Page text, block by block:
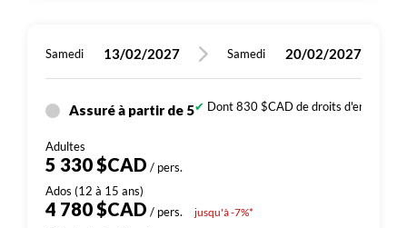
Samedi 13/02/2027 Samedi 20/02/2027
Assuré à partir de 5 Dont 830 $CAD de droits d'entrée
5 330 $CAD / pers.
4 780 $CAD / pers. jusqu'à -7%*